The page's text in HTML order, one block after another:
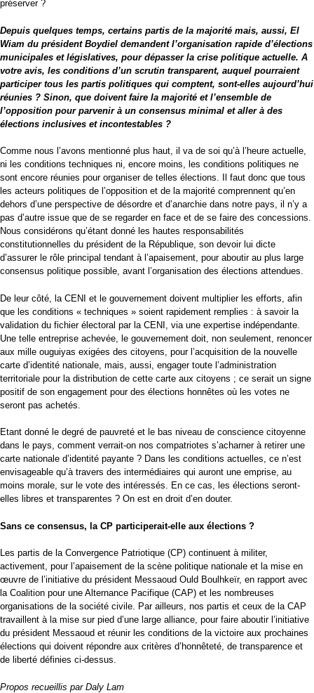
préserver ?
Depuis quelques temps, certains partis de la majorité mais, aussi, El
Wiam du président Boydiel demandent l’organisation rapide d’élections
municipales et législatives, pour dépasser la crise politique actuelle. A
votre avis, les conditions d’un scrutin transparent, auquel pourraient
participer tous les partis politiques qui comptent, sont-elles aujourd’hui
réunies ? Sinon, que doivent faire la majorité et l’ensemble de
l’opposition pour parvenir à un consensus minimal et aller à des
élections inclusives et incontestables ?
Comme nous l’avons mentionné plus haut, il va de soi qu’à l’heure actuelle,
ni les conditions techniques ni, encore moins, les conditions politiques ne
sont encore réunies pour organiser de telles élections. Il faut donc que tous
les acteurs politiques de l’opposition et de la majorité comprennent qu’en
dehors d’une perspective de désordre et d’anarchie dans notre pays, il n’y a
pas d’autre issue que de se regarder en face et de se faire des concessions.
Nous considérons qu’étant donné les hautes responsabilités
constitutionnelles du président de la République, son devoir lui dicte
d’assurer le rôle principal tendant à l’apaisement, pour aboutir au plus large
consensus politique possible, avant l’organisation des élections attendues.
De leur côté, la CENI et le gouvernement doivent multiplier les efforts, afin
que les conditions « techniques » soient rapidement remplies : à savoir la
validation du fichier électoral par la CENI, via une expertise indépendante.
Une telle entreprise achevée, le gouvernement doit, non seulement, renoncer
aux mille ouguiyas exigées des citoyens, pour l’acquisition de la nouvelle
carte d’identité nationale, mais, aussi, engager toute l’administration
territoriale pour la distribution de cette carte aux citoyens ; ce serait un signe
positif de son engagement pour des élections honnêtes où les votes ne
seront pas achetés.
Etant donné le degré de pauvreté et le bas niveau de conscience citoyenne
dans le pays, comment verrait-on nos compatriotes s’acharner à retirer une
carte nationale d’identité payante ? Dans les conditions actuelles, ce n’est
envisageable qu’à travers des intermédiaires qui auront une emprise, au
moins morale, sur le vote des intéressés. En ce cas, les élections seront-
elles libres et transparentes ? On est en droit d’en douter.
Sans ce consensus, la CP participerait-elle aux élections ?
Les partis de la Convergence Patriotique (CP) continuent à militer,
activement, pour l’apaisement de la scène politique nationale et la mise en
œuvre de l’initiative du président Messaoud Ould Boulhkeïr, en rapport avec
la Coalition pour une Alternance Pacifique (CAP) et les nombreuses
organisations de la société civile. Par ailleurs, nos partis et ceux de la CAP
travaillent à la mise sur pied d’une large alliance, pour faire aboutir l’initiative
du président Messaoud et réunir les conditions de la victoire aux prochaines
élections qui doivent répondre aux critères d’honnêteté, de transparence et
de liberté définies ci-dessus.
Propos recueillis par Daly Lam